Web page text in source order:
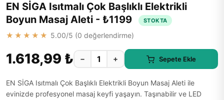
EN SİGA Isıtmalı Çok Başlıklı Elektrikli
Boyun Masaj Aleti - ₺1199
STOKTA
★★★★★ 5.00/5 (0 değerlendirme)
1.618,99 ₺ − + Sepete Ekle
EN SİGA Isıtmalı Çok Başlıklı Elektrikli Boyun Masaj Aleti ile
evinizde profesyonel masaj keyfi yaşayın. Taşınabilir ve LED